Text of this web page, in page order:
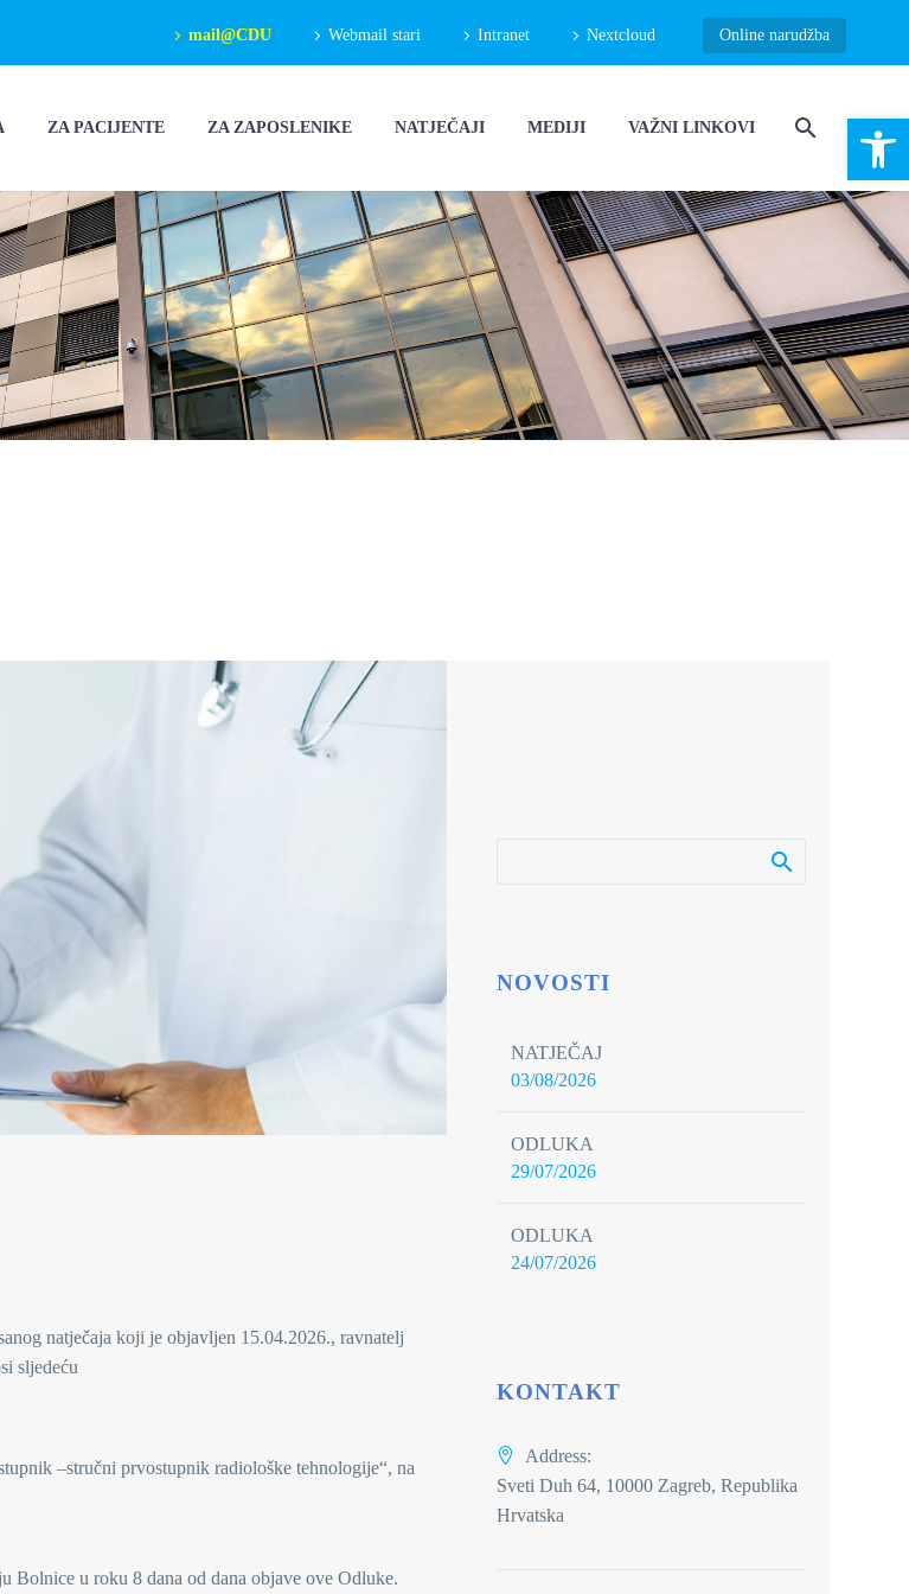
mail@CDU Webmail stari Intranet Nextcloud Online narudžba
ZA PACIJENTE ZA ZAPOSLENIKE NATJEČAJI MEDIJI VAŽNI LINKOVI
natječaja koji je objavljen 15.04.2026., ravnatelj
sljedeću
–stručni prvostupnik radiološke tehnologije“, na
u roku 8 dana od dana objave ove Odluke.
NOVOSTI
NATJEČAJ
03/08/2026
ODLUKA
29/07/2026
ODLUKA
24/07/2026
KONTAKT
Address:
Sveti Duh 64, 10000 Zagreb, Republika
Hrvatska